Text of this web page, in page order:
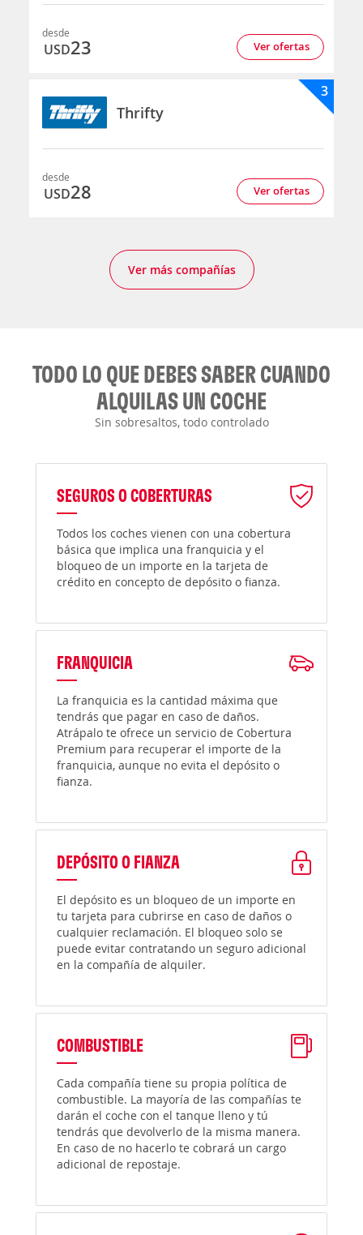
desde
USD23 Ver ofertas
Thrifty
3
desde
USD28 Ver ofertas
Ver más compañías
TODO LO QUE DEBES SABER CUANDO
ALQUILAS UN COCHE
Sin sobresaltos, todo controlado
SEGUROS O COBERTURAS
Todos los coches vienen con una cobertura
básica que implica una franquicia y el
bloqueo de un importe en la tarjeta de
crédito en concepto de depósito o fianza.
FRANQUICIA
La franquicia es la cantidad máxima que
tendrás que pagar en caso de daños.
Atrápalo te ofrece un servicio de Cobertura
Premium para recuperar el importe de la
franquicia, aunque no evita el depósito o
fianza.
DEPÓSITO O FIANZA
El depósito es un bloqueo de un importe en
tu tarjeta para cubrirse en caso de daños o
cualquier reclamación. El bloqueo solo se
puede evitar contratando un seguro adicional
en la compañía de alquiler.
COMBUSTIBLE
Cada compañía tiene su propia política de
combustible. La mayoría de las compañías te
darán el coche con el tanque lleno y tú
tendrás que devolverlo de la misma manera.
En caso de no hacerlo te cobrará un cargo
adicional de repostaje.